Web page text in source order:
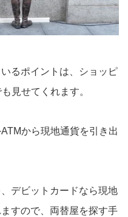
るポイントは、ショッピ
見せてくれます。
から現地通貨を引き出
デビットカードなら現地
すので、両替屋を探す手